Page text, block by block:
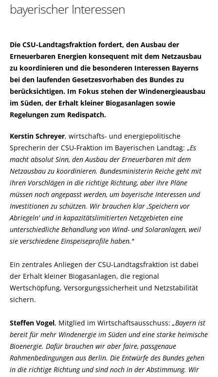
bayerischer Interessen
Die CSU-Landtagsfraktion fordert, den Ausbau der
Erneuerbaren Energien konsequent mit dem Netzausbau
zu koordinieren und die besonderen Interessen Bayerns
bei den laufenden Gesetzesvorhaben des Bundes zu
berücksichtigen. Im Fokus stehen der Windenergieausbau
im Süden, der Erhalt kleiner Biogasanlagen sowie
Regelungen zum Redispatch.
Kerstin Schreyer, wirtschafts- und energiepolitische
Sprecherin der CSU-Fraktion im Bayerischen Landtag:Es
macht absolut Sinn, den Ausbau der Erneuerbaren mit dem
Netzausbau zu koordinieren. Bundesministerin Reiche geht mit
ihren Vorschlägen in die richtige Richtung, aber ihre Pläne
müssen noch angepasst werden, um bayerische Interessen und
Investitionen zu schützen. Wir brauchen klar ‚Speichern vor
Abriegeln' und in kapazitätslimitierten Netzgebieten eine
unterschiedliche Behandlung von Wind- und Solaranlagen, weil
sie verschiedene Einspeiseprofile haben."
Ein zentrales Anliegen der CSU-Landtagsfraktion ist dabei
der Erhalt kleiner Biogasanlagen, die regional
Wertschöpfung, Versorgungssicherheit und Netzstabilität
sichern.
Steffen Vogel, Mitglied im Wirtschaftsausschuss: Bayern ist
bereit für mehr Windenergie im Süden und eine starke heimische
Bioenergie. Dafür brauchen wir aber faire, passgenaue
Rahmenbedingungen aus Berlin. Die Entwürfe des Bundes gehen
in die richtige Richtung und sind noch in der Abstimmung. Wir